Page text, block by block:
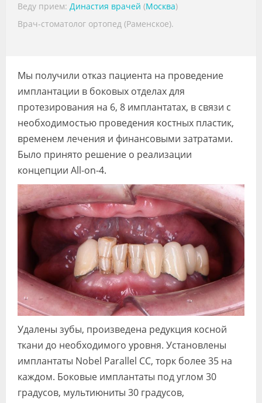
Веду прием: Династия врачей (Москва)
Врач-стоматолог ортопед (Раменское).
Мы получили отказ пациента на проведение
имплантации в боковых отделах для
протезирования на 6, 8 имплантатах, в связи с
необходимостью проведения костных пластик,
временем лечения и финансовыми затратами.
Было принято решение о реализации
концепции All-on-4.
Удалены зубы, произведена редукция косной
ткани до необходимого уровня. Установлены
имплантаты Nobel Parallel CC, торк более 35 на
каждом. Боковые имплантаты под углом 30
градусов, мультиюниты 30 градусов,